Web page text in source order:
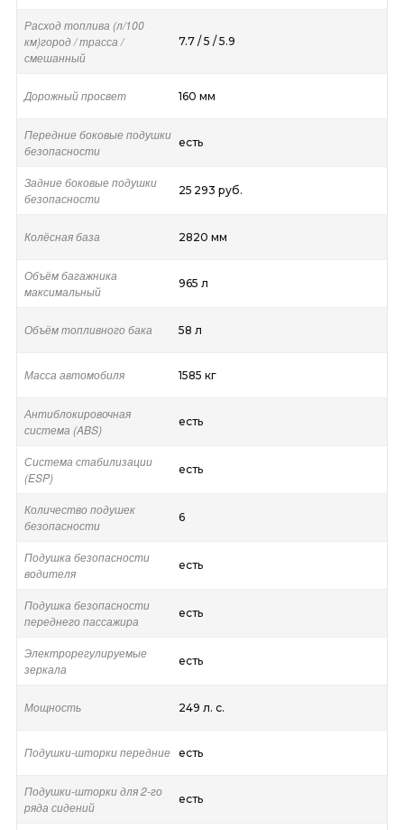
Расход топлива (л/100
км)город / трасса /
смешанный
7.7 / 5 / 5.9
Дорожный просвет 160 мм
Передние боковые подушки
безопасности
есть
Задние боковые подушки
безопасности
25 293 руб.
Колёсная база 2820 мм
Объём багажника
максимальный
965 л
Объём топливного бака 58 л
Масса автомобиля 1585 кг
Антиблокировочная
система (ABS)
есть
Система стабилизации
(ESP)
есть
Количество подушек
безопасности
6
Подушка безопасности
водителя
есть
Подушка безопасности
переднего пассажира
есть
Электрорегулируемые
зеркала
есть
Мощность 249 л. с.
Подушки-шторки передние есть
Подушки-шторки для 2-го
ряда сидений
есть